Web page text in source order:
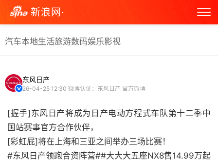
新浪网·
汽车本地生活旅游数码娱乐影视
东风日产
26-04-25 12:30 微博认证：东风日产 官方微博
[握手]东风日产将成为日产电动方程式车队第十二季中
国站赛事官方合作伙伴，
[彩虹屁]将在上海和三亚之间举办三场比赛！
#东风日产领跑合资阵营##大大大五座NX8售14.99万起